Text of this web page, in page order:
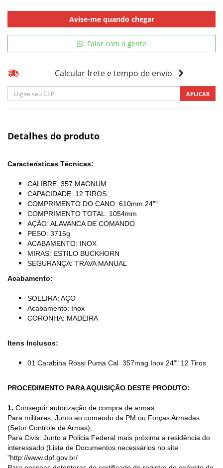
Avise-me quando chegar
Falar com a gente
Calcular frete e tempo de envio
APLICAR
Detalhes do produto
Características Técnicas:
CALIBRE: 357 MAGNUM
CAPACIDADE: 12 TIROS
COMPRIMENTO DO CANO: 610mm 24""
COMPRIMENTO TOTAL: 1054mm
AÇÃO: ALAVANCA DE COMANDO
PESO: 3715g
ACABAMENTO: INOX
MIRAS: ESTILO BUCKHORN
SEGURANÇA: TRAVA MANUAL
Acabamento:
SOLEIRA: AÇO
Acabamento: Inox
CORONHA: MADEIRA
Itens Inclusos:
01 Carabina Rossi Puma Cal .357mag Inox 24"" 12 Tiros
PROCEDIMENTO PARA AQUISIÇÃO DESTE PRODUTO:
1. Conseguir autorização de compra de armas.
Para militares: Junto ao comando da PM ou Forças Armadas.
(Setor Controle de Armas);
Para Civis: Junto a Policia Federal mais próxima a residência do
interessado (Lista de Documentos necessários no site
"http://www.dpf.gov.br/